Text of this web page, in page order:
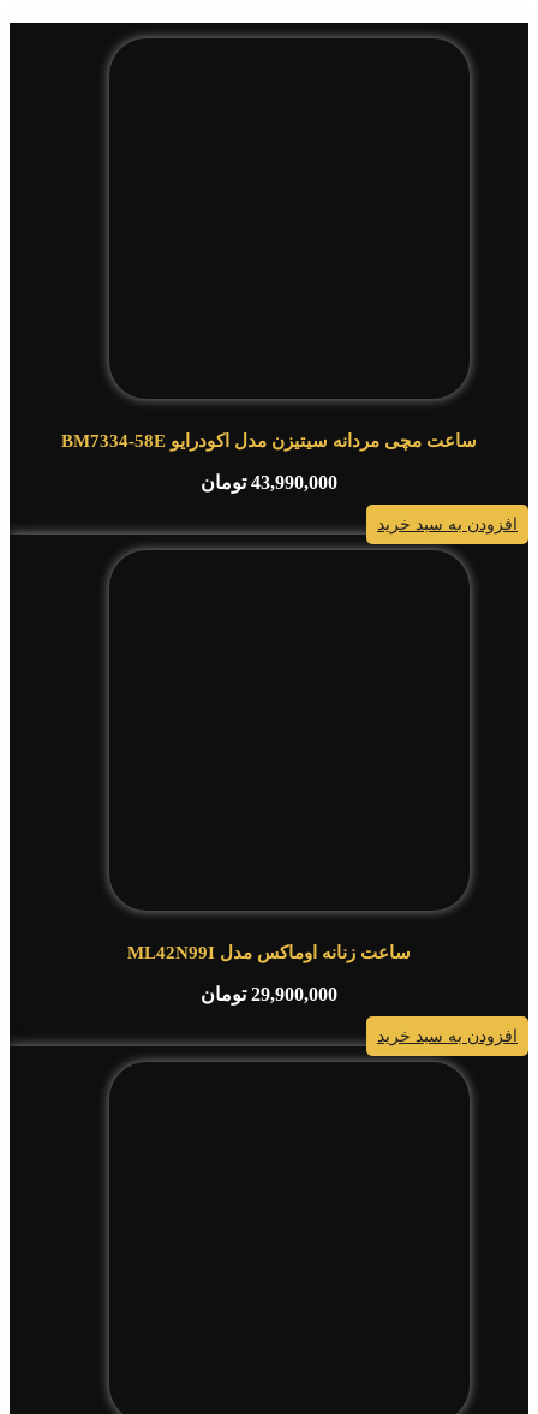
ساعت مچی مردانه سیتیزن مدل اکودرایو BM7334-58E
43,990,000 تومان
افزودن به سبد خرید
ساعت زنانه اوماکس مدل ML42N99I
29,900,000 تومان
افزودن به سبد خرید